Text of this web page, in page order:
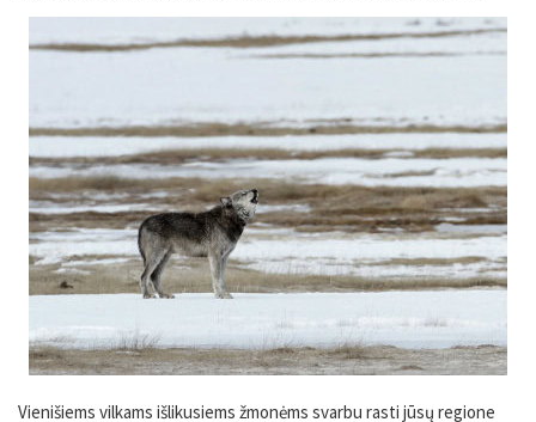
Vienišiems vilkams išlikusiems žmonėms svarbu rasti jūsų regione